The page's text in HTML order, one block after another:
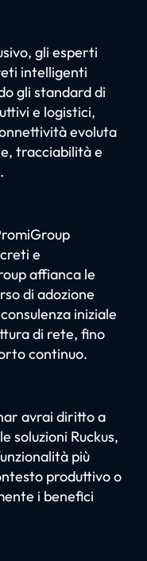
gli esperti
intelligenti
gli standard di
e logistici,
evoluta
tracciabilità e
e
affianca le
di adozione
iniziale
di rete, fino
continuo.
avrai diritto a
soluzioni Ruckus,
più
produttivo o
i benefici